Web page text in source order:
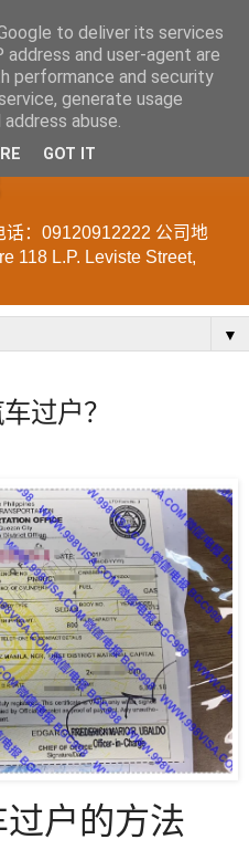
移民公司
咨询微信/
话：09120912222 公司地
118 L.P. Leviste Street,
▼
过户？
户的方法
to deliver its services
and user-agent are
performance and security
generate usage
abuse.
GOT IT